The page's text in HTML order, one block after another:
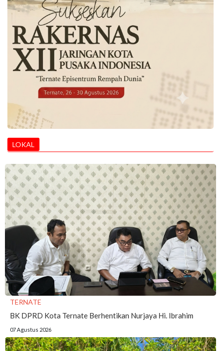
LOKAL
TERNATE
BK DPRD Kota Ternate Berhentikan Nurjaya Hi. Ibrahim
07 Agustus 2026